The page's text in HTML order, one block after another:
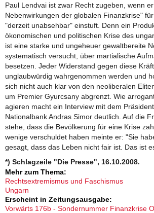
Paul Lendvai ist zwar Recht zugeben, wenn
Nebenwirkungen der globalen Finanzkrise"
"derzeit unabsehbar" einstuft. Denn ein
ökonomischen und politischen Krise des
ist eine starke und ungeheuer gewaltbereite
systematisch versucht, über martialische
besetzen. Jeder Widerstand gegen diese
unglaubwürdig wahrgenommen werden und
sich nicht auch klar von den neoliberalen
um Premier Gyurcsany abgrenzt. Wie
agieren macht ein Interview mit dem
Nationalbank Andras Simor deutlich. Auf die
stehe, dass die Bevölkerung für eine Krise
wenige verschuldet haben meinte er: "Sie
gesagt, dass das Leben nicht fair ist. Das ist
*) Schlagzeile "Die Presse", 16.10.2008.
Mehr zum Thema:
Rechtsextremismus und Faschismus
Ungarn
Erscheint in Zeitungsausgabe:
Vorwärts 176b - Sondernummer Finanzkrise